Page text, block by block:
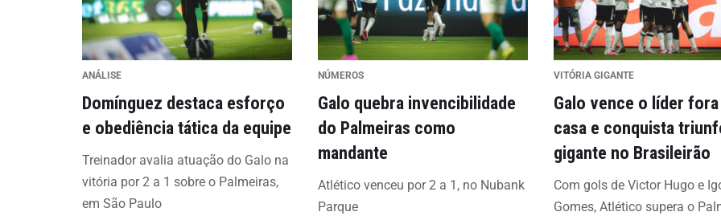
ANÁLISE
Domínguez destaca esforço
e obediência tática da equipe
Treinador avalia atuação do Galo na
vitória por 2 a 1 sobre o Palmeiras,
em São Paulo
NÚMEROS
Galo quebra invencibilidade
do Palmeiras como
mandante
Atlético venceu por 2 a 1, no Nubank
Parque
VITÓRIA GIGANTE
Galo vence o líder
casa e conquista
gigante no Brasileirão
Com gols de Victor Hugo e
Gomes, Atlético supera o